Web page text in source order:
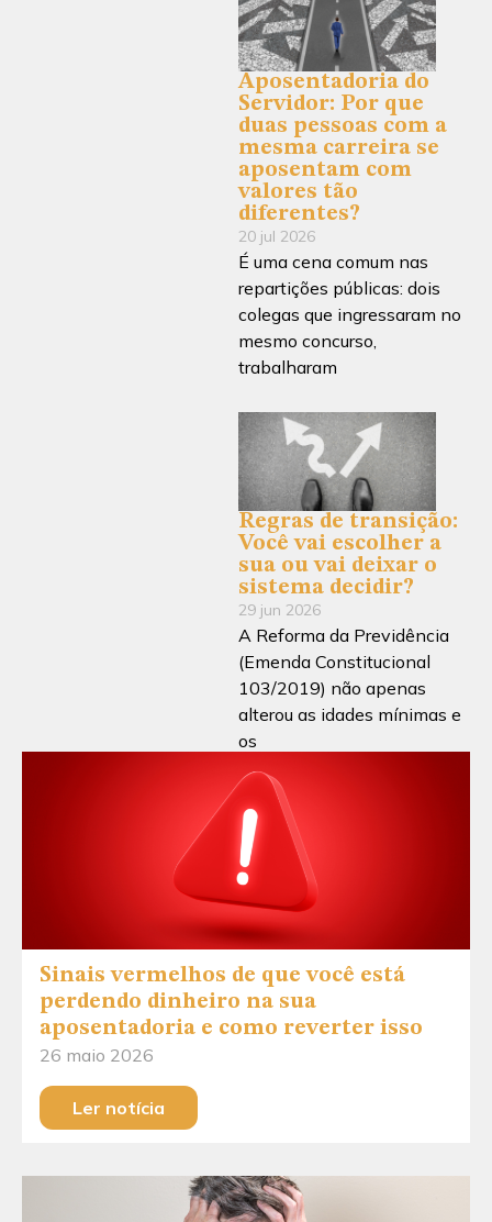
Aposentadoria do
Servidor: Por que
duas pessoas com a
mesma carreira se
aposentam com
valores tão
diferentes?
20 jul 2026
É uma cena comum nas
repartições públicas: dois
colegas que ingressaram no
mesmo concurso,
trabalharam
Regras de transição:
Você vai escolher a
sua ou vai deixar o
sistema decidir?
29 jun 2026
A Reforma da Previdência
(Emenda Constitucional
103/2019) não apenas
alterou as idades mínimas e
os
Sinais vermelhos de que você está
perdendo dinheiro na sua
aposentadoria e como reverter isso
26 maio 2026
Ler notícia